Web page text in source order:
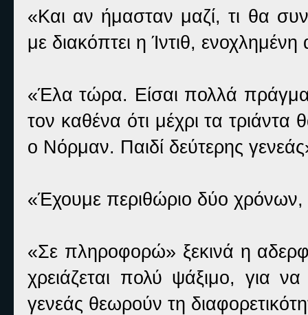
«Και αν ήμασταν μαζί, τι θα
με διακόπτει η Ίντιθ,
«Έλα τώρα. Είσαι πολλά
τον καθένα ότι μέχρι τα
ο Νόρμαν. Παιδί δεύτερης
«Έχουμε περιθώριο δύο χρόνων,
«Σε πληροφορώ» ξεκινά η
χρειάζεται πολύ ψάξιμο, για
γενεάς θεωρούν τη